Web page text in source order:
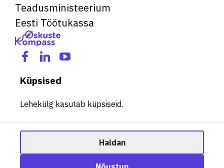
Teadusministeerium
Eesti Töötukassa
Küpsised
Lehekülg kasutab küpsiseid.
Haldan